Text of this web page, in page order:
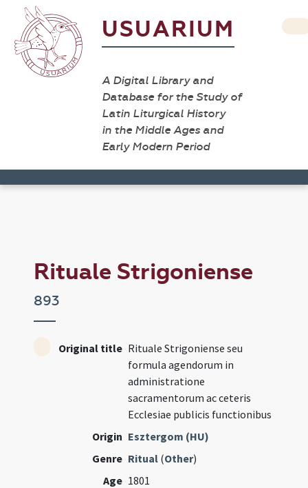
USUARIUM
A Digital Library and
Database for the Study of
Latin Liturgical History
in the Middle Ages and
Early Modern Period
Rituale Strigoniense
893
Original title Rituale Strigoniense seu
formula agendorum in
administratione
sacramentorum ac ceteris
Ecclesiae publicis functionibus
Origin Esztergom (HU)
Genre Ritual (Other)
Age 1801